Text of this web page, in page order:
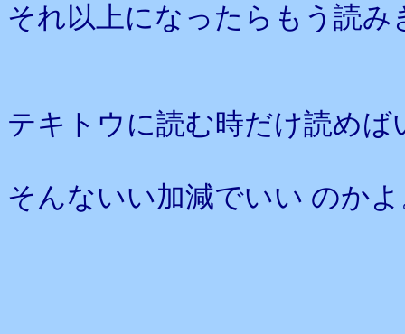
それ以上になったらもう読
テキトウに読む時だけ読め
そんないい加減でいい のか